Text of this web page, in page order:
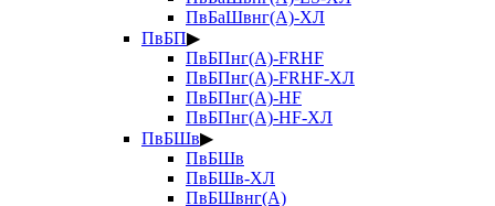
ПвБаШвнг(А)-ХЛ
ПвБП▶
ПвБПнг(А)-FRHF
ПвБПнг(А)-FRHF-ХЛ
ПвБПнг(А)-HF
ПвБПнг(А)-HF-ХЛ
ПвБШв▶
ПвБШв
ПвБШв-ХЛ
ПвБШвнг(А)